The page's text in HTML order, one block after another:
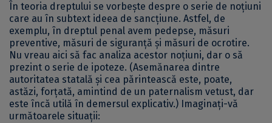
În teoria dreptului se vorbește despre o serie de noțiuni
care au în subtext ideea de sancțiune. Astfel, de
exemplu, în dreptul penal avem pedepse, măsuri
preventive, măsuri de siguranță și măsuri de ocrotire.
Nu vreau aici să fac analiza acestor noțiuni, dar o să
prezint o serie de ipoteze. (Asemănarea dintre
autoritatea statală și cea părintească este, poate,
astăzi, forțată, amintind de un paternalism vetust, dar
este încă utilă în demersul explicativ.) Imaginați-vă
următoarele situații: